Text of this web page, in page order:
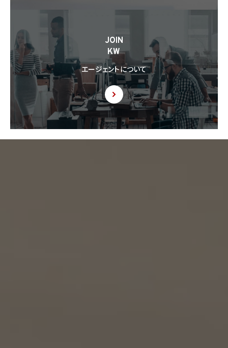
JOIN
KW
エージェントについて